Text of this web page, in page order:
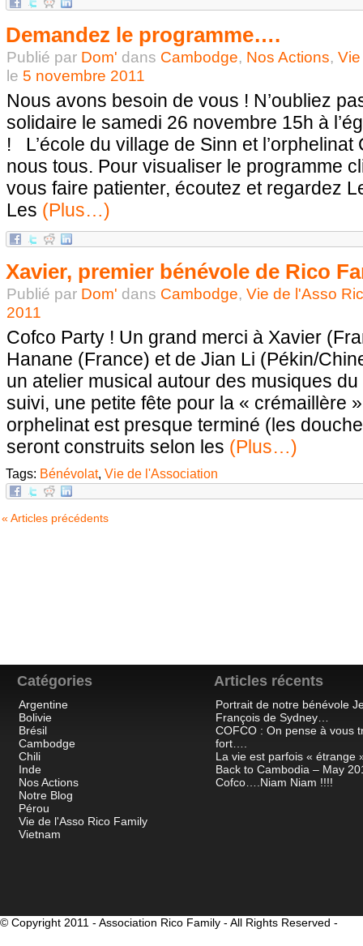
Demandez le programme….
Publié par Dom' dans Cambodge, Nos Actions,
le 5 novembre 2011
Nous avons besoin de vous ! N’oubliez
solidaire le samedi 26 novembre 15h à
! L’école du village de Sinn et l’orphelinat
nous tous. Pour visualiser le programme
vous faire patienter, écoutez et regardez
Les (Plus…)
Xavier, premier bénévole de Rico
Publié par Dom' dans Cambodge, Vie de l'Asso
2011
Cofco Party ! Un grand merci à Xavier
Hanane (France) et de Jian Li (Pékin/
un atelier musical autour des musiques du
suivi, une petite fête pour la « crémaillère
orphelinat est presque terminé (les
seront construits selon les (Plus…)
Tags: Bénévolat, Vie de l'Association
« Articles précédents
Catégories
Argentine
Bolivie
Brésil
Cambodge
Chili
Inde
Nos Actions
Notre Blog
Pérou
Vie de l'Asso Rico Family
Vietnam
Articles récents
Portrait de notre bénévole
François de Sydney…
COFCO : On pense à vous
fort….
La vie est parfois « étrange
Back to Cambodia – May
Cofco….Niam Niam !!!!
© Copyright 2011 - Association Rico Family - All Rights Reserved -